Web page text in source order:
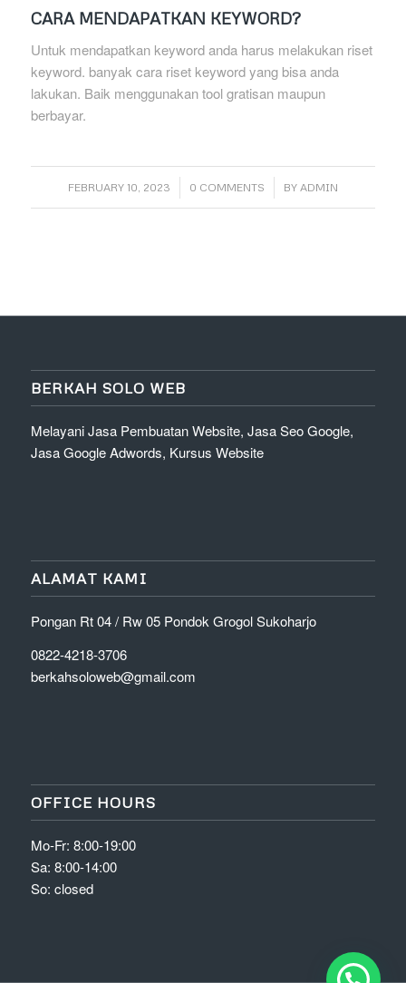
CARA MENDAPATKAN KEYWORD?
Untuk mendapatkan keyword anda harus melakukan riset
keyword. banyak cara riset keyword yang bisa anda
lakukan. Baik menggunakan tool gratisan maupun
berbayar.
FEBRUARY 10, 2023
/ 0 COMMENTS
/ BY ADMIN
BERKAH SOLO WEB
Melayani Jasa Pembuatan Website, Jasa Seo Google,
Jasa Google Adwords, Kursus Website
ALAMAT KAMI
Pongan Rt 04 / Rw 05 Pondok Grogol Sukoharjo
0822-4218-3706
berkahsoloweb@gmail.com
OFFICE HOURS
Mo-Fr: 8:00-19:00
Sa: 8:00-14:00
So: closed